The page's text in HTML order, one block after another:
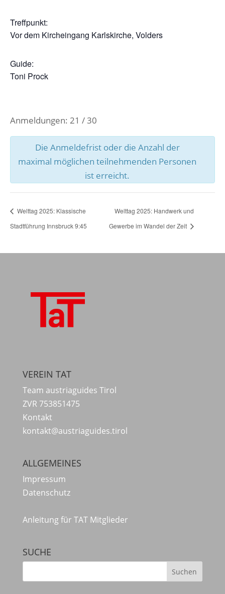
Treffpunkt:
Vor dem Kircheingang Karlskirche, Volders
Guide:
Toni Prock
Anmeldungen: 21 / 30
Die Anmeldefrist oder die Anzahl der
maximal möglichen teilnehmenden Personen
ist erreicht.
Welttag 2025: Klassische
Stadtführung Innsbruck 9:45
Welttag 2025: Handwerk und
Gewerbe im Wandel der Zeit
VEREIN TAT
Team austriaguides Tirol
ZVR 753851475
Kontakt
kontakt@austriaguides.tirol
ALLGEMEINES
Impressum
Datenschutz
Anleitung für TAT Mitglieder
SUCHE